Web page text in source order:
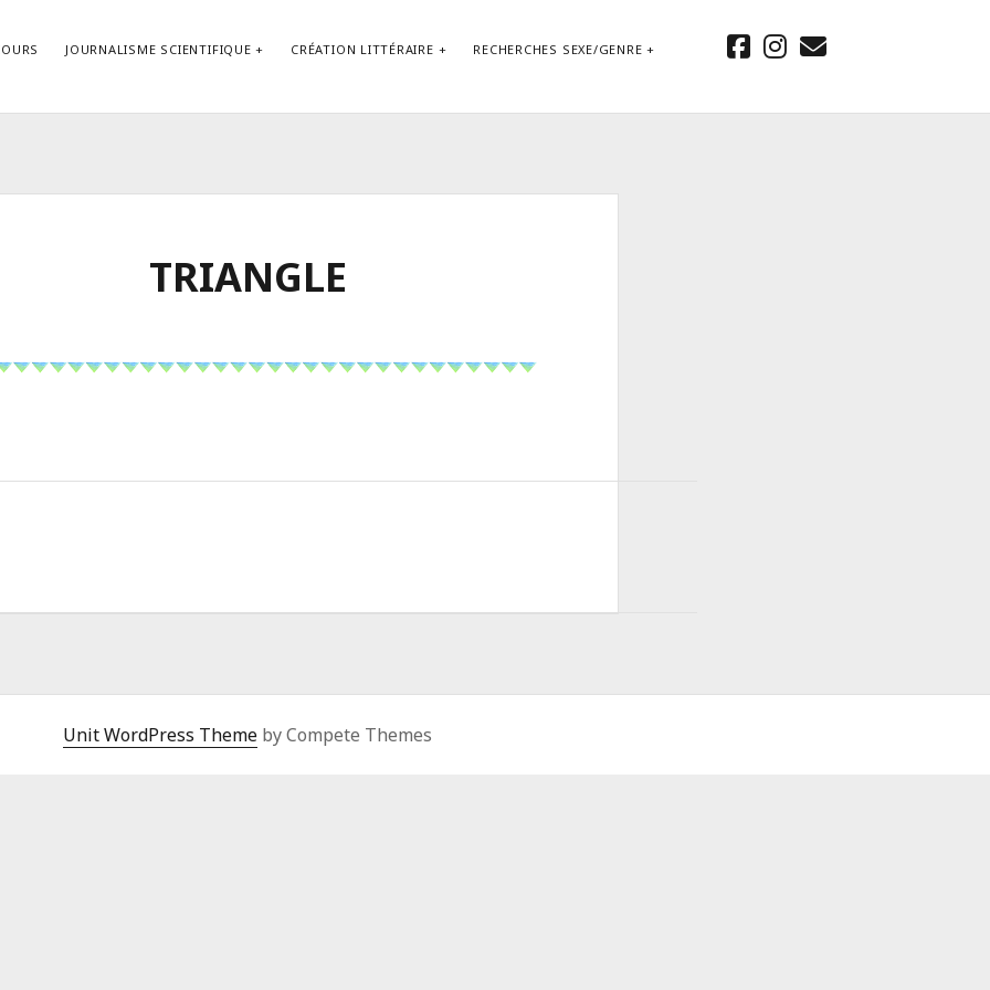
JOURNALISME SCIENTIFIQUE CRÉATION LITTÉRAIRE RECHERCHES SEXE/GENRE facebook
instagram
email
Contact
TRIANGLE
Unit WordPress Theme by Compete Themes